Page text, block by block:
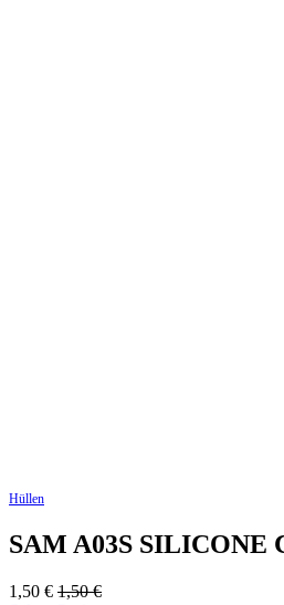
Hüllen
SAM A03S SILICONE
1,50 € 1,50€